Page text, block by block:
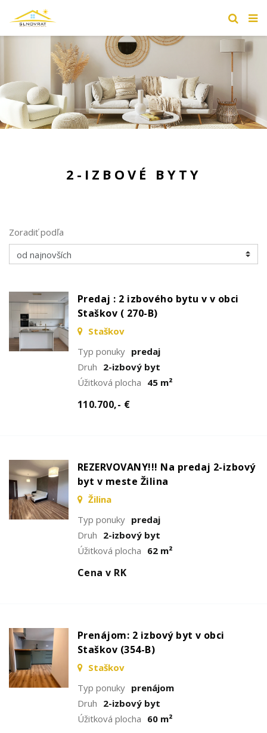
2-IZBOVÉ BYTY
Zoradiť podľa
Predaj : 2 izbového bytu v v obci
Staškov ( 270-B)
Staškov
Typ ponuky predaj
Druh 2-izbový byt
Úžitková plocha 45 m²
110.700,- €
REZERVOVANY!!! Na predaj 2-izbový
byt v meste Žilina
Žilina
Typ ponuky predaj
Druh 2-izbový byt
Úžitková plocha 62 m²
Cena v RK
Prenájom: 2 izbový byt v obci
Staškov (354-B)
Staškov
Typ ponuky prenájom
Druh 2-izbový byt
Úžitková plocha 60 m²